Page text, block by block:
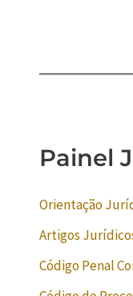
Painel
Orientação
Artigos
Código Penal